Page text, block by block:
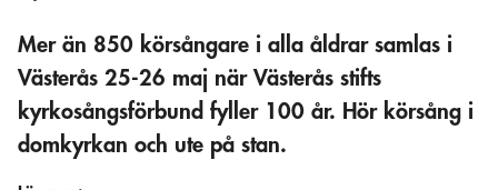
Mer än 850 körsångare i alla åldrar samlas i
Västerås 25-26 maj när Västerås stifts
kyrkosångsförbund fyller 100 år. Hör körsång i
domkyrkan och ute på stan.